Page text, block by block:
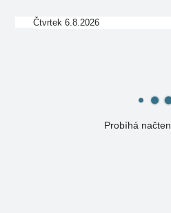
Probíhá
Čtvrtek 6.8.2026